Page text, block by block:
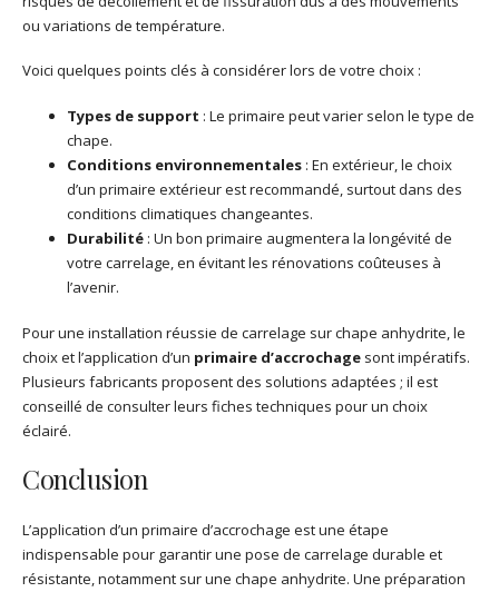
ou variations de température.
Voici quelques points clés à considérer lors de votre choix :
Types de support : Le primaire peut varier selon le type de
chape.
Conditions environnementales : En extérieur, le choix
d’un primaire extérieur est recommandé, surtout dans des
conditions climatiques changeantes.
Durabilité : Un bon primaire augmentera la longévité de
votre carrelage, en évitant les rénovations coûteuses à
l’avenir.
Pour une installation réussie de carrelage sur chape anhydrite, le
choix et l’application d’un primaire d’accrochage sont impératifs.
Plusieurs fabricants proposent des solutions adaptées ; il est
conseillé de consulter leurs fiches techniques pour un choix
éclairé.
Conclusion
L’application d’un primaire d’accrochage est une étape
indispensable pour garantir une pose de carrelage durable et
résistante, notamment sur une chape anhydrite. Une préparation